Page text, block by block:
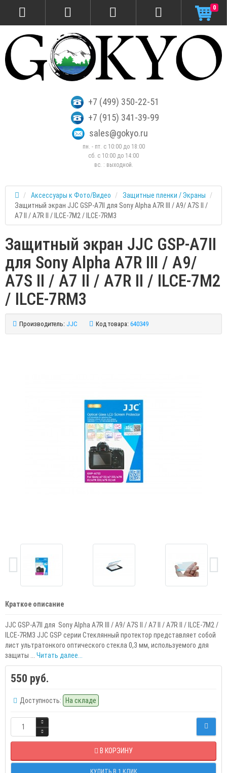
+7 (499) 350-22-51
+7 (915) 341-39-99
sales@gokyo.ru
пн. - пт. с 10:00 до 18:00
сб. c 10:00 до 14:00
вс. : выходной.
0
Аксессуары к Фото/Видео
Защитные пленки / Экраны
Защитный экран JJC GSP-A7II для Sony Alpha A7R III / A9/ A7S II /
A7 II / A7R II / ILCE-7M2 / ILCE-7RM3
Защитный экран JJC GSP-A7II
для Sony Alpha A7R III / A9/
A7S II / A7 II / A7R II / ILCE-7M2
/ ILCE-7RM3
Производитель: JJC Код товара: 640349
Краткое описание
JJC GSP-A7II для Sony Alpha A7R III / A9/ A7S II / A7 II / A7R II / ILCE-7M2 /
ILCE-7RM3 JJC GSP серии Стеклянный протектор представляет собой
лист ультратонкого оптического стекла 0,3 мм, используемого для
защиты ... Читать далее...
550 руб.
Доступность: На складе
В КОРЗИНУ
КУПИТЬ В 1 КЛИК